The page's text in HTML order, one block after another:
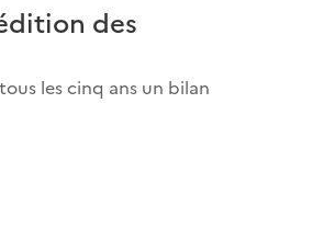
des
les cinq ans un bilan